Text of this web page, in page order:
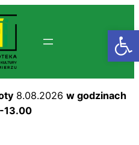
8.08.2026 w godzinach
13.00